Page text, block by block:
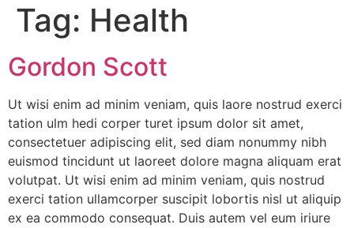
Tag: Health
Gordon Scott
Ut wisi enim ad minim veniam, quis laore nostrud exerci
tation ulm hedi corper turet ipsum dolor sit amet,
consectetuer adipiscing elit, sed diam nonummy nibh
euismod tincidunt ut laoreet dolore magna aliquam erat
volutpat. Ut wisi enim ad minim veniam, quis nostrud
exerci tation ullamcorper suscipit lobortis nisl ut aliquip
ex ea commodo consequat. Duis autem vel eum iriure